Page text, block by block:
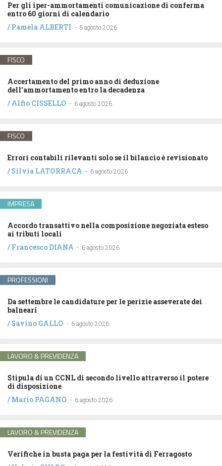
Per gli iper-ammortamenti comunicazione di conferma
entro 60 giorni di calendario
/Pamela ALBERTI - 6 agosto 2026
FISCO
Accertamento del primo anno di deduzione
dell’ammortamento entro la decadenza
/Alfio CISSELLO - 6 agosto 2026
FISCO
Errori contabili rilevanti solo se il bilancio è revisionato
/Silvia LATORRACA - 6 agosto 2026
IMPRESA
Accordo transattivo nella composizione negoziata esteso
ai tributi locali
/Francesco DIANA - 6 agosto 2026
PROFESSIONI
Da settembre le candidature per le perizie asseverate dei
balneari
/Savino GALLO - 6 agosto 2026
LAVORO & PREVIDENZA
Stipula di un CCNL di secondo livello attraverso il potere
di disposizione
/Mario PAGANO - 6 agosto 2026
LAVORO & PREVIDENZA
Verifiche in busta paga per la festività di Ferragosto